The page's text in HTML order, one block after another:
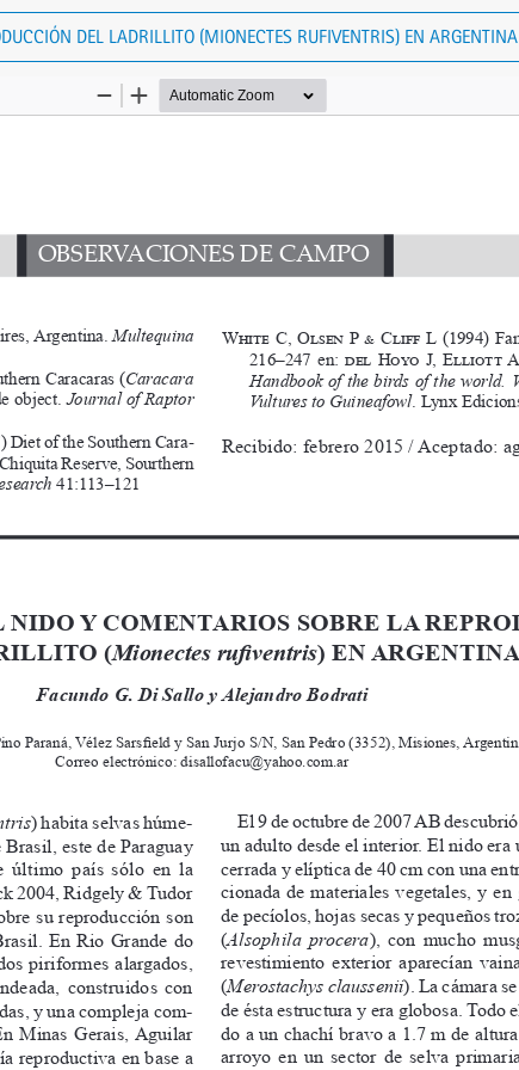
DEL LADRILLITO (MIONECTES RUFIVENTRIS) EN ARGENTINA